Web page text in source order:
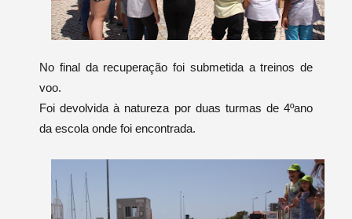
No final da recuperação foi submetida a treinos de
voo.
Foi devolvida à natureza por duas turmas de 4ºano
da escola onde foi encontrada.